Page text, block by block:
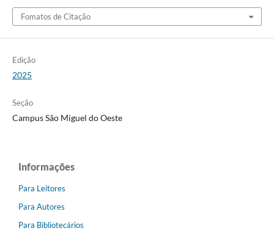
Fomatos de Citação
Edição
2025
Seção
Campus São Miguel do Oeste
Informações
Para Leitores
Para Autores
Para Bibliotecários